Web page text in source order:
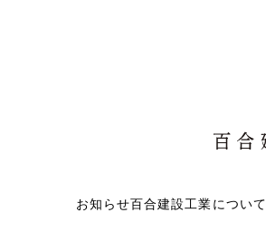
お知らせ百合建設工業について